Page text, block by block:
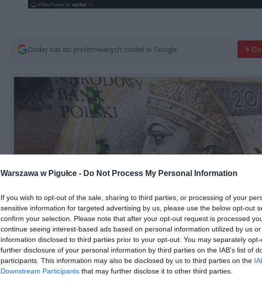
Warszawa w Pigułce - Do Not Process My Personal Information
If you wish to opt-out of the sale, sharing to third parties, or processing of your
sensitive information for targeted advertising by us, please use the below opt-out
confirm your selection. Please note that after your opt-out request is processed
continue seeing interest-based ads based on personal information utilized by us
information disclosed to third parties prior to your opt-out. You may separately
further disclosure of your personal information by third parties on the IAB’s list of
participants. This information may also be disclosed by us to third parties on the
Downstream Participants that may further disclose it to other third parties.
Dodaj nas do preferowanych źródeł w Google